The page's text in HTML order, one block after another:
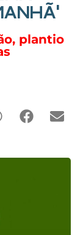
plantio